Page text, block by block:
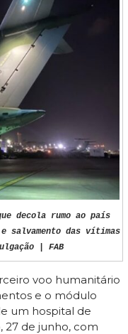
decola rumo ao país
salvamento das vítimas
| FAB
voo humanitário
e o módulo
um hospital de
27 de junho, com